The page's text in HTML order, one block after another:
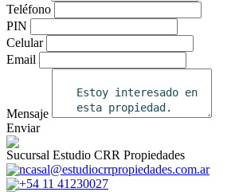
Teléfono
PIN
Celular
Email
Mensaje
Enviar
Sucursal Estudio CRR Propiedades
ncasal@estudiocrrpropiedades.com.ar
+54 11 41230027